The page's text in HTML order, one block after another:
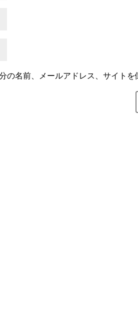
名前、メールアドレス、サイトを